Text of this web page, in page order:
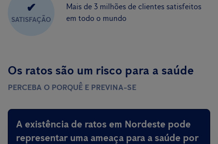
✔
SATISFAÇÃO
Mais de 3 milhões de clientes satisfeitos
em todo o mundo
Os ratos são um risco para a saúde
PERCEBA O PORQUÊ E PREVINA-SE
A existência de ratos em Nordeste pode
representar uma ameaça para a saúde por